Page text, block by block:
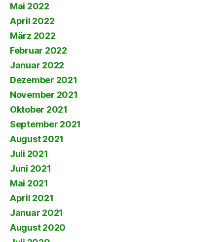
Mai 2022
April 2022
März 2022
Februar 2022
Januar 2022
Dezember 2021
November 2021
Oktober 2021
September 2021
August 2021
Juli 2021
Juni 2021
Mai 2021
April 2021
Januar 2021
August 2020